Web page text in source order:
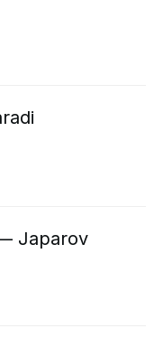
— Japarov